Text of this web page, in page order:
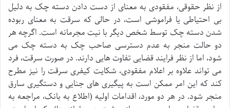
از نظر حقوقی، مفقودی به معنای از دست دادن دسته چک به دلیل
بی احتیاطی یا فراموشی است، در حالی که سرقت به معنای ربوده
شدن دسته چک توسط شخص دیگر با نیت مجرمانه است. اگرچه هر
دو حالت منجر به عدم دسترسی صاحب چک به دسته چک می
شود، اما از نظر فرایند قضایی تفاوت هایی دارند. در صورت سرقت، فرد
می تواند علاوه بر اعلام مفقودی، شکایت کیفری سرقت را نیز مطرح
کند که این امر ممکن است به پیگیری های جنایی و دستگیری سارق
منجر شود. در هر دو مورد، اقدامات اولیه (اطلاع به بانک، مراجعه به